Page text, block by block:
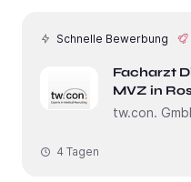
Schnelle Bewerbung
Facharzt
MVZ in
tw.con.
4 Tagen